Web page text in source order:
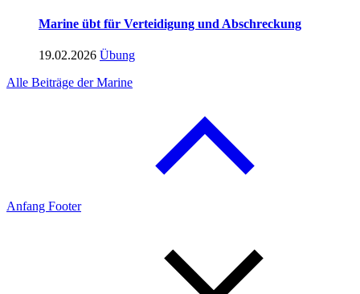
Marine übt für Verteidigung und Abschreckung
19.02.2026 Übung
Alle Beiträge der Marine
Anfang Footer